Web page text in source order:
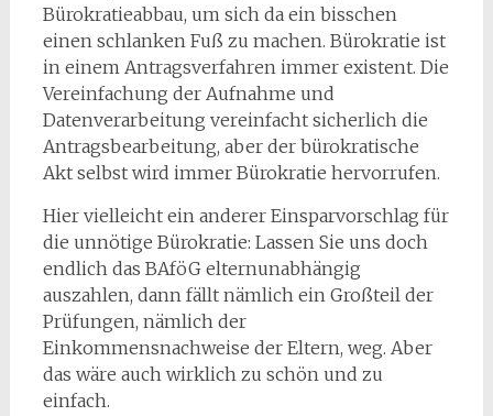
Bürokratieabbau, um sich da ein bisschen
einen schlanken Fuß zu machen. Bürokratie ist
in einem Antragsverfahren immer existent. Die
Vereinfachung der Aufnahme und
Datenverarbeitung vereinfacht sicherlich die
Antragsbearbeitung, aber der bürokratische
Akt selbst wird immer Bürokratie hervorrufen.
Hier vielleicht ein anderer Einsparvorschlag für
die unnötige Bürokratie: Lassen Sie uns doch
endlich das BAföG elternunabhängig
auszahlen, dann fällt nämlich ein Großteil der
Prüfungen, nämlich der
Einkommensnachweise der Eltern, weg. Aber
das wäre auch wirklich zu schön und zu
einfach.